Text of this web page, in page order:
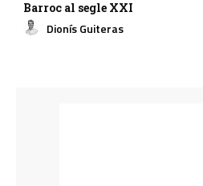
Barroc al segle XXI
Dionís Guiteras